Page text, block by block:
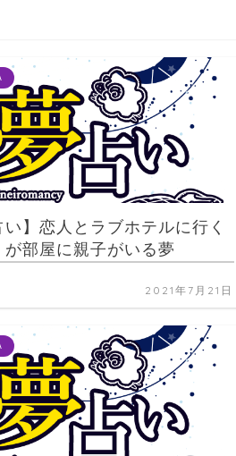
い】恋人とラブホテルに行く
が部屋に親子がいる夢
2021年7月21日